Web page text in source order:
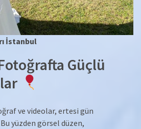
İstanbul
Güçlü
ve videolar, ertesi gün
yüzden görsel düzen,